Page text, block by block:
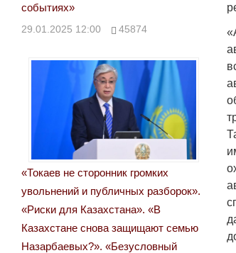
событиях»
29.01.2025 12:00 45874
«Токаев не сторонник громких
увольнений и публичных разборок».
«Риски для Казахстана». «В
Казахстане снова защищают семью
Назарбаевых?». «Безусловный